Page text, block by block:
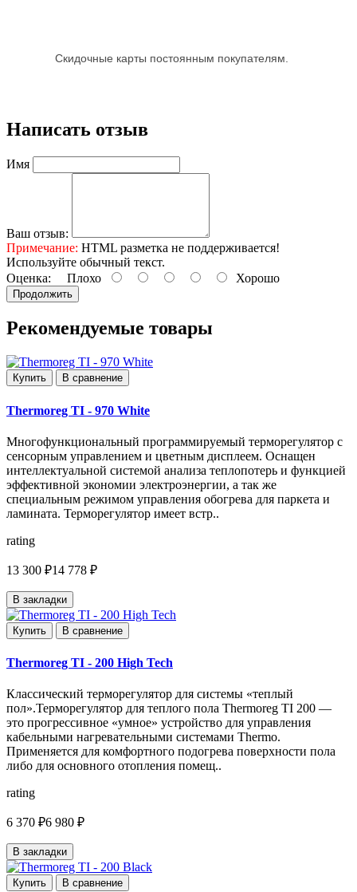
Скидочные карты постоянным покупателям.
Написать отзыв
Имя
Ваш отзыв:
Примечание: HTML разметка не поддерживается!
Используйте обычный текст.
Оценка: Плохо Хорошо
Продолжить
Рекомендуемые товары
Купить В сравнение
Thermoreg TI - 970 White
Многофункциональный программируемый терморегулятор с
сенсорным управлением и цветным дисплеем. Оснащен
интеллектуальной системой анализа теплопотерь и функцией
эффективной экономии электроэнергии, а так же
специальным режимом управления обогрева для паркета и
ламината. Терморегулятор имеет встр..
rating
13 300 ₽14 778 ₽
В закладки
Купить В сравнение
Thermoreg TI - 200 High Tech
Классический терморегулятор для системы «теплый
пол».Терморегулятор для теплого пола Thermoreg TI 200 —
это прогрессивное «умное» устройство для управления
кабельными нагревательными системами Thermo.
Применяется для комфортного подогрева поверхности пола
либо для основного отопления помещ..
rating
6 370 ₽6 980 ₽
В закладки
Купить В сравнение